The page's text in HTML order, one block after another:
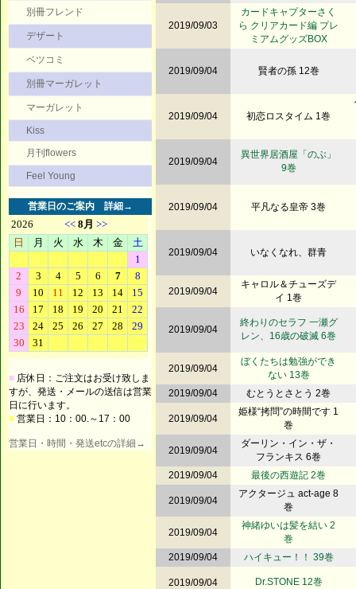
別冊フレンド
デザート
ベツコミ
別冊マーガレット
マーガレット
Kiss
月刊flowers
Feel Young
営業日のご案内 詳細→
■ 店休日：ご注文はお受け致しま
すが、発送・メールの送信は営業
日に行います。
■ 営業日：10：00.～17：00
営業日・時間・発送etcの詳細→
2019/09/03
カードキャプターさく
ら クリアカード編 プレ
ミアムグッズBOX
2019/09/04 賢者の孫 12巻
2019/09/04 初恋ロスタイム 1巻
2019/09/04
異世界居酒屋「のぶ」
9巻
2019/09/04 平凡なる皇帝 3巻
2019/09/04 いなくなれ、群青
2019/09/04
キャロル＆チューズデ
イ 1巻
2019/09/04
終わりのセラフ 一瀬グ
レン、16歳の破滅 6巻
2019/09/04
ぼくたちは勉強ができ
ない 13巻
2019/09/04
むとうとさとう 2巻
2019/09/04
姫様“拷問”の時間です 1
巻
2019/09/04
ダーリン・イン・ザ・
フランキス 6巻
2019/09/04
最後の西遊記 2巻
2019/09/04
アクタージュ act-age 8
巻
2019/09/04
神緒ゆいは髪を結い 2
巻
2019/09/04
ハイキュー！！ 39巻
2019/09/04 Dr.STONE 12巻